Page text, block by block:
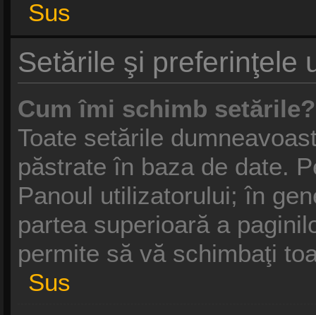
Sus
Setările şi preferinţele
Cum îmi schimb setările?
Toate setările
păstrate în baza de date.
Panoul utilizatorului; în
partea superioară a
permite să vă schimbaţi
Sus